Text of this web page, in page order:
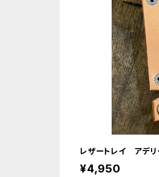
レザートレイ アデ
¥4,950